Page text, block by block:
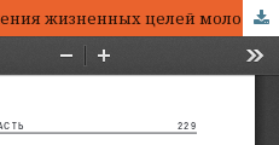
ЗОЖ как средство достижения жизненных целей молодежи